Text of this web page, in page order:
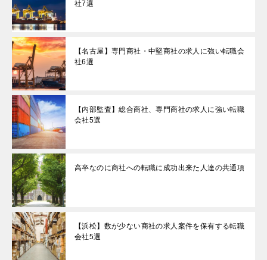
社7選
【名古屋】専門商社・中堅商社の求人に強い転職会
社6選
【内部監査】総合商社、専門商社の求人に強い転職
会社5選
高卒なのに商社への転職に成功出来た人達の共通項
【浜松】数が少ない商社の求人案件を保有する転職
会社5選